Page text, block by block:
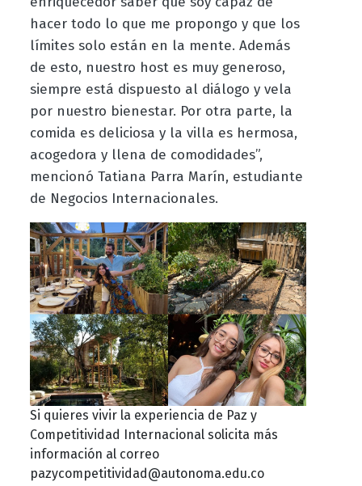
hacer todo lo que me propongo y que los
límites solo están en la mente. Además
de esto, nuestro host es muy generoso,
siempre está dispuesto al diálogo y vela
por nuestro bienestar. Por otra parte, la
comida es deliciosa y la villa es hermosa,
acogedora y llena de comodidades”,
mencionó Tatiana Parra Marín, estudiante
de Negocios Internacionales.
Si quieres vivir la experiencia de Paz y
Competitividad Internacional solicita más
información al correo
pazycompetitividad@autonoma.edu.co